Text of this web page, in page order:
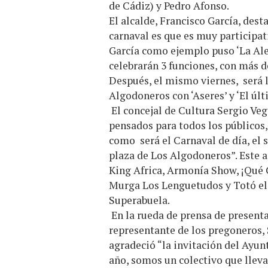
de Cádiz) y Pedro Afonso.
El alcalde, Francisco García,
carnaval es que es muy
García como ejemplo puso ‘La
celebrarán 3 funciones, con más
Después, el mismo viernes, será
Algodoneros con ‘Aseres’ y ‘El
El concejal de Cultura Sergio
pensados para todos los
como será el Carnaval de día, el
plaza de Los Algodoneros”. Este
King Africa, Armonía Show,
Murga Los Lenguetudos y Totó
Superabuela.
En la rueda de prensa de
representante de los
agradeció “la invitación del
año, somos un colectivo que